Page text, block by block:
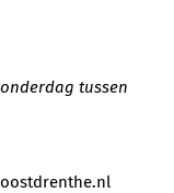
tussen